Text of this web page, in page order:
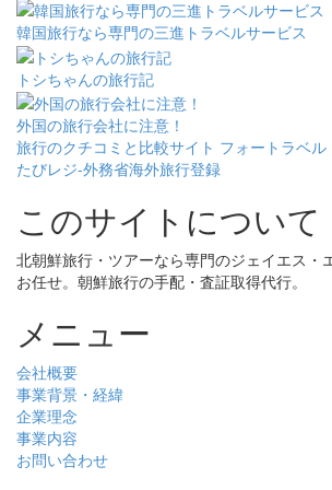
韓国旅行なら専門の三進トラベルサービス
トシちゃんの旅行記
外国の旅行会社に注意！
旅行のクチコミと比較サイト フォートラベル
たびレジ-外務省海外旅行登録
このサイトについて
北朝鮮旅行・ツアーなら専門のジェイエス・
お任せ。朝鮮旅行の手配・査証取得代行。
メニュー
会社概要
事業背景・経緯
企業理念
事業内容
お問い合わせ